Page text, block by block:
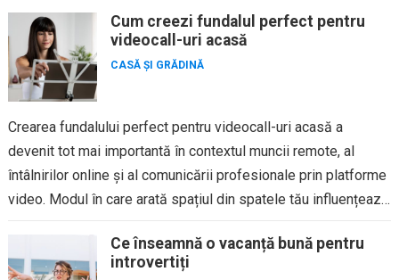
Cum creezi fundalul perfect pentru
videocall-uri acasă
CASĂ ȘI GRĂDINĂ
Crearea fundalului perfect pentru videocall-uri acasă a
devenit tot mai importantă în contextul muncii remote, al
întâlnirilor online și al comunicării profesionale prin platforme
video. Modul în care arată spațiul din spatele tău influențează
Ce înseamnă o vacanță bună pentru
introvertiți